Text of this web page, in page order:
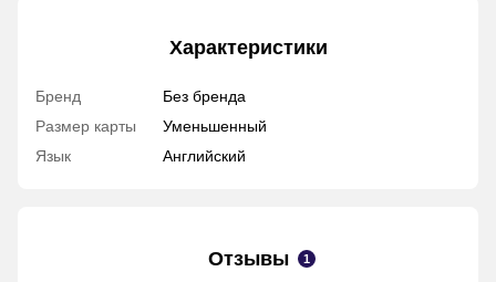
Характеристики
Бренд
Без бренда
Размер карты
Уменьшенный
Язык
Английский
Отзывы 1